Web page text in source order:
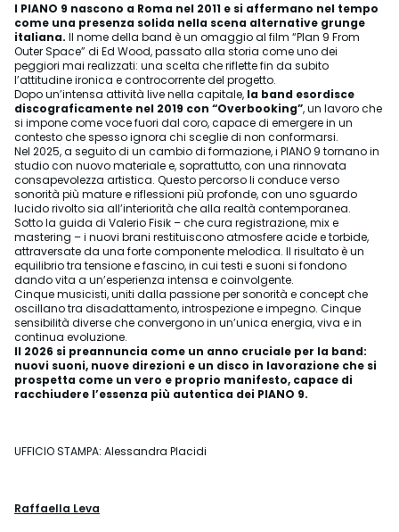
I PIANO 9 nascono a Roma nel 2011 e si affermano nel tempo
come una presenza solida nella scena alternative grunge
italiana. Il nome della band è un omaggio al film “Plan 9 From
Outer Space” di Ed Wood, passato alla storia come uno dei
peggiori mai realizzati: una scelta che riflette fin da subito
l’attitudine ironica e controcorrente del progetto.
Dopo un’intensa attività live nella capitale, la band esordisce
discograficamente nel 2019 con “Overbooking”, un lavoro che
si impone come voce fuori dal coro, capace di emergere in un
contesto che spesso ignora chi sceglie di non conformarsi.
Nel 2025, a seguito di un cambio di formazione, i PIANO 9 tornano in
studio con nuovo materiale e, soprattutto, con una rinnovata
consapevolezza artistica. Questo percorso li conduce verso
sonorità più mature e riflessioni più profonde, con uno sguardo
lucido rivolto sia all’interiorità che alla realtà contemporanea.
Sotto la guida di Valerio Fisik – che cura registrazione, mix e
mastering – i nuovi brani restituiscono atmosfere acide e torbide,
attraversate da una forte componente melodica. Il risultato è un
equilibrio tra tensione e fascino, in cui testi e suoni si fondono
dando vita a un’esperienza intensa e coinvolgente.
Cinque musicisti, uniti dalla passione per sonorità e concept che
oscillano tra disadattamento, introspezione e impegno. Cinque
sensibilità diverse che convergono in un’unica energia, viva e in
continua evoluzione.
Il 2026 si preannuncia come un anno cruciale per la band:
nuovi suoni, nuove direzioni e un disco in lavorazione che si
prospetta come un vero e proprio manifesto, capace di
racchiudere l’essenza più autentica dei PIANO 9.
UFFICIO STAMPA: Alessandra Placidi
Raffaella Leva